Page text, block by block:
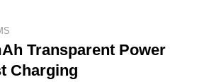
Transparent Power
Charging